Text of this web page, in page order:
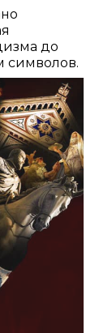
до
символов.